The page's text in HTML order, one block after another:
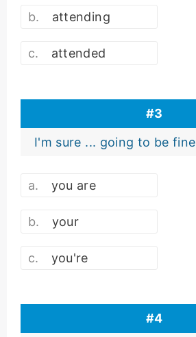
attending
attended
#3
I'm sure ... going to be fine
you are
your
you're
#4